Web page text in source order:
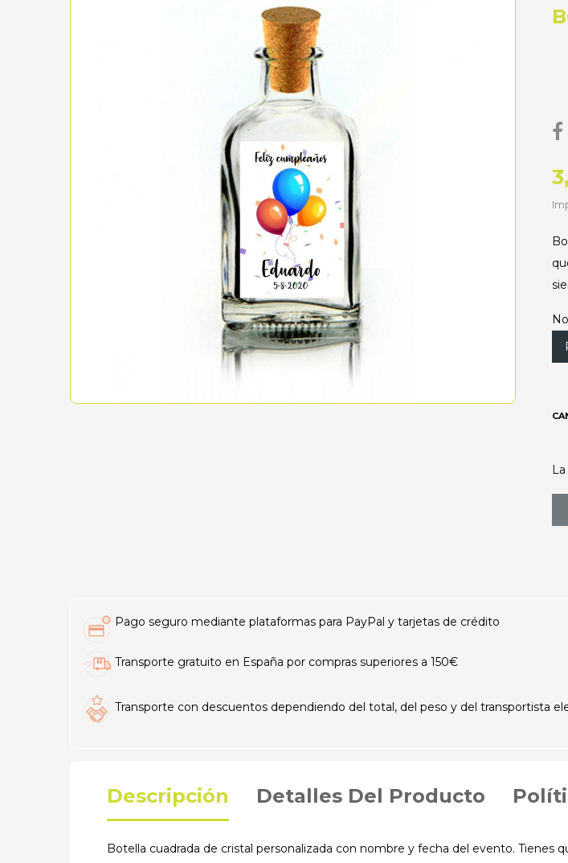
Pago seguro mediante plataformas para PayPal y tarjetas de crédito
Transporte gratuito en España por compras superiores a 150€
Transporte con descuentos dependiendo del total, del peso y del transportista
Descripción Detalles Del Producto
Botella cuadrada de cristal personalizada con nombre y fecha del evento. Tienes